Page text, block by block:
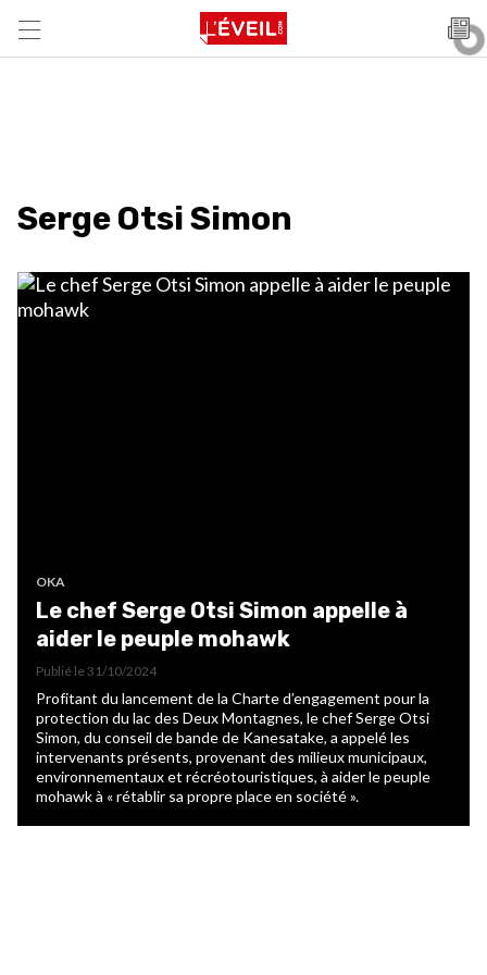
Serge Otsi Simon
OKA
Le chef Serge Otsi Simon appelle à
aider le peuple mohawk
Publié le31/10/2024
Profitant du lancement de la Charte d’engagement pour la
protection du lac des Deux Montagnes, le chef Serge Otsi
Simon, du conseil de bande de Kanesatake, a appelé les
intervenants présents, provenant des milieux municipaux,
environnementaux et récréotouristiques, à aider le peuple
mohawk à « rétablir sa propre place en société ».